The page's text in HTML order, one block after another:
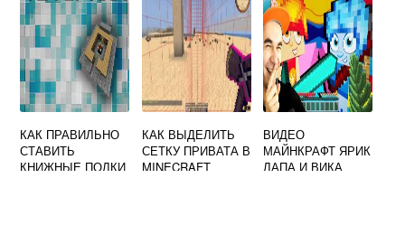
КАК ПРАВИЛЬНО
СТАВИТЬ
КНИЖНЫЕ ПОЛКИ
КАК ВЫДЕЛИТЬ
СЕТКУ ПРИВАТА В
MINECRAFT
ВИДЕО
МАЙНКРАФТ ЯРИК
ЛАПА И ВИКА